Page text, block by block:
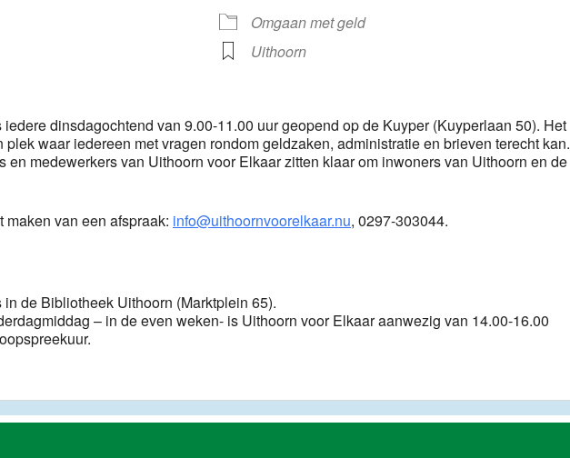
Google Calendar
Omgaan met geld
Uithoorn
dinsdagochtend van 9.00-11.00 uur geopend op de Kuyper (Kuyperlaan 50). Het
waar iedereen met vragen rondom geldzaken, administratie en brieven terecht kan.
en medewerkers van Uithoorn voor Elkaar zitten klaar om inwoners van Uithoorn en de
maken van een afspraak: info@uithoornvoorelkaar.nu, 0297-303044.
de Bibliotheek Uithoorn (Marktplein 65).
– in de even weken- is Uithoorn voor Elkaar aanwezig van 14.00-16.00